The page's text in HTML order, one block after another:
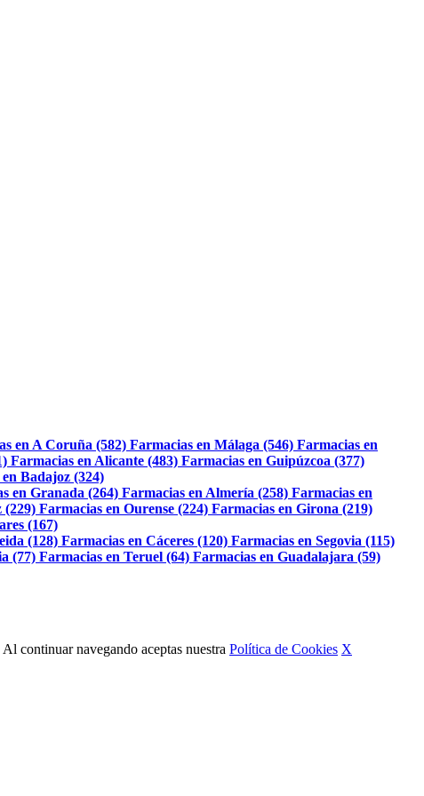
en A Coruña (582) Farmacias en Málaga (546) Farmacias en
Farmacias en Alicante (483) Farmacias en Guipúzcoa (377)
Badajoz (324)
en Granada (264) Farmacias en Almería (258) Farmacias en
(229) Farmacias en Ourense (224) Farmacias en Girona (219)
(167)
(128) Farmacias en Cáceres (120) Farmacias en Segovia (115)
(77) Farmacias en Teruel (64) Farmacias en Guadalajara (59)
continuar navegando aceptas nuestra Política de Cookies X